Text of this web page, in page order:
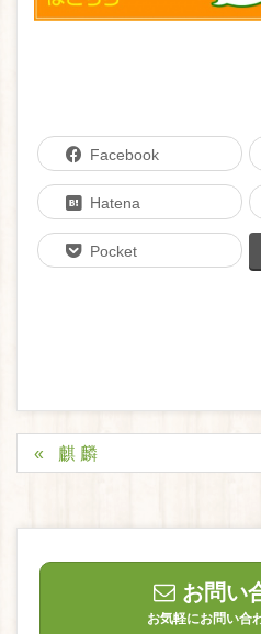
Facebook
Hatena
Pocket
麒 麟
お問い
お気軽にお問い合